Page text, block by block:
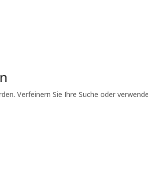
Verfeinern Sie Ihre Suche oder